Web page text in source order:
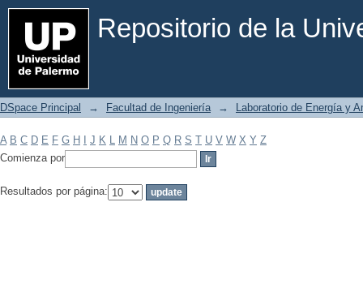
Repositorio de la
Filtrar por: Materia
DSpace Principal → Facultad de Ingeniería → Laboratorio de Energía y
A B C D E F G H J K L M N O P Q R S T U V W X Y Z
Comienza por
Resultados por página: